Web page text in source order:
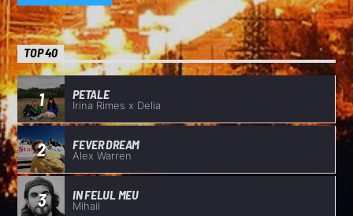
TOP 40
1 PETALE
Irina Rimes x Delia
2 FEVER DREAM
Alex Warren
3 IN FELUL MEU
Mihail